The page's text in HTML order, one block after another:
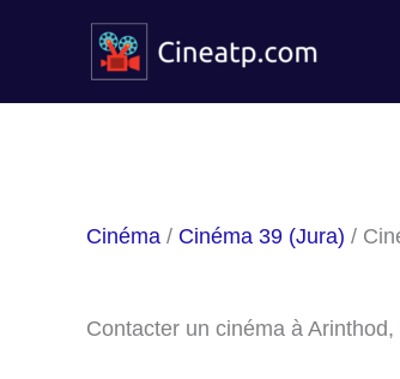
contenu
Cinéma / Cinéma 39 (Jura) /
Contacter un cinéma à Arinthod,